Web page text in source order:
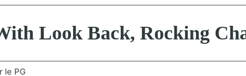
Look Back, Rocking
le PG